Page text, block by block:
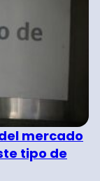
mercado
tipo de